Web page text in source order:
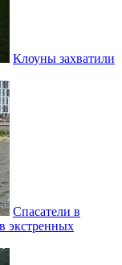
Клоуны захватили
Спасатели в
экстренных